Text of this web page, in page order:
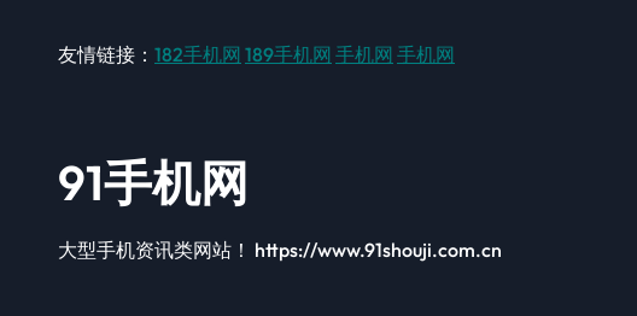
友情链接： 182手机网 189手机网 手机网 手机网
91手机网
大型手机资讯类网站！ https://www.91shouji.com.cn